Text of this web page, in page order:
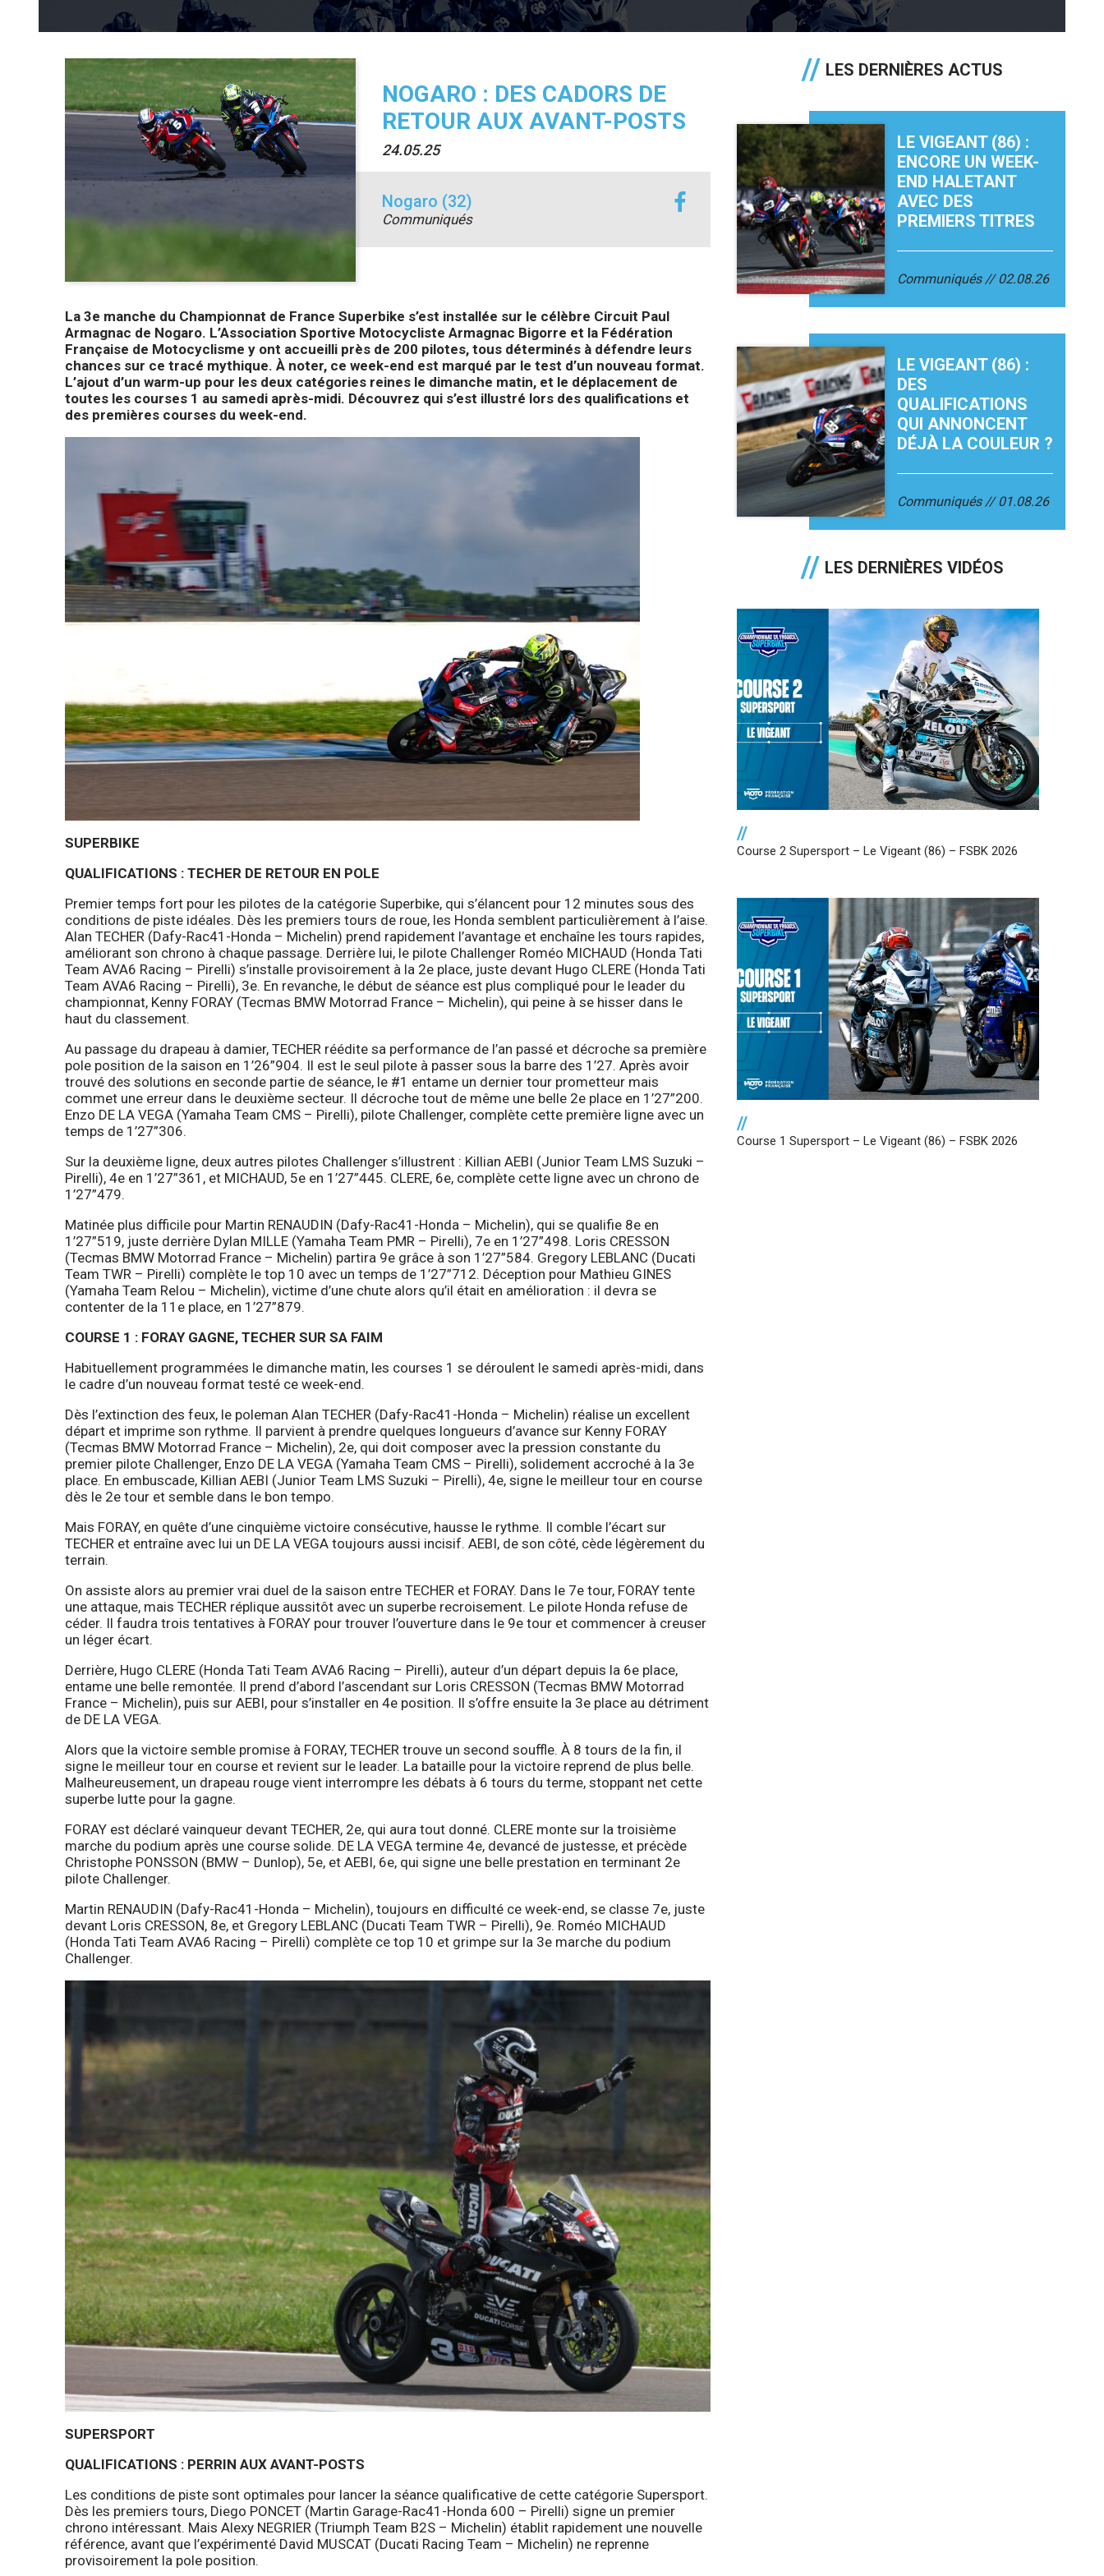
NOGARO : DES CADORS DE
RETOUR AUX AVANT-POSTS
24.05.25
Nogaro (32)
Communiqués
La 3e manche du Championnat de France Superbike s’est installée sur le célèbre Circuit Paul
Armagnac de Nogaro. L’Association Sportive Motocycliste Armagnac Bigorre et la Fédération
Française de Motocyclisme y ont accueilli près de 200 pilotes, tous déterminés à défendre leurs
chances sur ce tracé mythique. À noter, ce week-end est marqué par le test d’un nouveau format.
L’ajout d’un warm-up pour les deux catégories reines le dimanche matin, et le déplacement de
toutes les courses 1 au samedi après-midi. Découvrez qui s’est illustré lors des qualifications et
des premières courses du week-end.
SUPERBIKE
QUALIFICATIONS : TECHER DE RETOUR EN POLE
Premier temps fort pour les pilotes de la catégorie Superbike, qui s’élancent pour 12 minutes sous des
conditions de piste idéales. Dès les premiers tours de roue, les Honda semblent particulièrement à l’aise.
Alan TECHER (Dafy-Rac41-Honda – Michelin) prend rapidement l’avantage et enchaîne les tours rapides,
améliorant son chrono à chaque passage. Derrière lui, le pilote Challenger Roméo MICHAUD (Honda Tati
Team AVA6 Racing – Pirelli) s’installe provisoirement à la 2e place, juste devant Hugo CLERE (Honda Tati
Team AVA6 Racing – Pirelli), 3e. En revanche, le début de séance est plus compliqué pour le leader du
championnat, Kenny FORAY (Tecmas BMW Motorrad France – Michelin), qui peine à se hisser dans le
haut du classement.
Au passage du drapeau à damier, TECHER réédite sa performance de l’an passé et décroche sa première
pole position de la saison en 1’26”904. Il est le seul pilote à passer sous la barre des 1’27. Après avoir
trouvé des solutions en seconde partie de séance, le #1 entame un dernier tour prometteur mais
commet une erreur dans le deuxième secteur. Il décroche tout de même une belle 2e place en 1’27”200.
Enzo DE LA VEGA (Yamaha Team CMS – Pirelli), pilote Challenger, complète cette première ligne avec un
temps de 1’27”306.
Sur la deuxième ligne, deux autres pilotes Challenger s’illustrent : Killian AEBI (Junior Team LMS Suzuki –
Pirelli), 4e en 1’27”361, et MICHAUD, 5e en 1’27”445. CLERE, 6e, complète cette ligne avec un chrono de
1’27”479.
Matinée plus difficile pour Martin RENAUDIN (Dafy-Rac41-Honda – Michelin), qui se qualifie 8e en
1’27”519, juste derrière Dylan MILLE (Yamaha Team PMR – Pirelli), 7e en 1’27”498. Loris CRESSON
(Tecmas BMW Motorrad France – Michelin) partira 9e grâce à son 1’27”584. Gregory LEBLANC (Ducati
Team TWR – Pirelli) complète le top 10 avec un temps de 1’27”712. Déception pour Mathieu GINES
(Yamaha Team Relou – Michelin), victime d’une chute alors qu’il était en amélioration : il devra se
contenter de la 11e place, en 1’27”879.
COURSE 1 : FORAY GAGNE, TECHER SUR SA FAIM
Habituellement programmées le dimanche matin, les courses 1 se déroulent le samedi après-midi, dans
le cadre d’un nouveau format testé ce week-end.
Dès l’extinction des feux, le poleman Alan TECHER (Dafy-Rac41-Honda – Michelin) réalise un excellent
départ et imprime son rythme. Il parvient à prendre quelques longueurs d’avance sur Kenny FORAY
(Tecmas BMW Motorrad France – Michelin), 2e, qui doit composer avec la pression constante du
premier pilote Challenger, Enzo DE LA VEGA (Yamaha Team CMS – Pirelli), solidement accroché à la 3e
place. En embuscade, Killian AEBI (Junior Team LMS Suzuki – Pirelli), 4e, signe le meilleur tour en course
dès le 2e tour et semble dans le bon tempo.
Mais FORAY, en quête d’une cinquième victoire consécutive, hausse le rythme. Il comble l’écart sur
TECHER et entraîne avec lui un DE LA VEGA toujours aussi incisif. AEBI, de son côté, cède légèrement du
terrain.
On assiste alors au premier vrai duel de la saison entre TECHER et FORAY. Dans le 7e tour, FORAY tente
une attaque, mais TECHER réplique aussitôt avec un superbe recroisement. Le pilote Honda refuse de
céder. Il faudra trois tentatives à FORAY pour trouver l’ouverture dans le 9e tour et commencer à creuser
un léger écart.
Derrière, Hugo CLERE (Honda Tati Team AVA6 Racing – Pirelli), auteur d’un départ depuis la 6e place,
entame une belle remontée. Il prend d’abord l’ascendant sur Loris CRESSON (Tecmas BMW Motorrad
France – Michelin), puis sur AEBI, pour s’installer en 4e position. Il s’offre ensuite la 3e place au détriment
de DE LA VEGA.
Alors que la victoire semble promise à FORAY, TECHER trouve un second souffle. À 8 tours de la fin, il
signe le meilleur tour en course et revient sur le leader. La bataille pour la victoire reprend de plus belle.
Malheureusement, un drapeau rouge vient interrompre les débats à 6 tours du terme, stoppant net cette
superbe lutte pour la gagne.
FORAY est déclaré vainqueur devant TECHER, 2e, qui aura tout donné. CLERE monte sur la troisième
marche du podium après une course solide. DE LA VEGA termine 4e, devancé de justesse, et précède
Christophe PONSSON (BMW – Dunlop), 5e, et AEBI, 6e, qui signe une belle prestation en terminant 2e
pilote Challenger.
Martin RENAUDIN (Dafy-Rac41-Honda – Michelin), toujours en difficulté ce week-end, se classe 7e, juste
devant Loris CRESSON, 8e, et Gregory LEBLANC (Ducati Team TWR – Pirelli), 9e. Roméo MICHAUD
(Honda Tati Team AVA6 Racing – Pirelli) complète ce top 10 et grimpe sur la 3e marche du podium
Challenger.
SUPERSPORT
QUALIFICATIONS : PERRIN AUX AVANT-POSTS
Les conditions de piste sont optimales pour lancer la séance qualificative de cette catégorie Supersport.
Dès les premiers tours, Diego PONCET (Martin Garage-Rac41-Honda 600 – Pirelli) signe un premier
chrono intéressant. Mais Alexy NEGRIER (Triumph Team B2S – Michelin) établit rapidement une nouvelle
référence, avant que l’expérimenté David MUSCAT (Ducati Racing Team – Michelin) ne reprenne
provisoirement la pole position.
LES DERNIÈRES ACTUS
LE VIGEANT (86) :
ENCORE UN WEEK-
END HALETANT
AVEC DES
PREMIERS TITRES
Communiqués 02.08.26
LE VIGEANT (86) :
DES
QUALIFICATIONS
QUI ANNONCENT
DÉJÀ LA COULEUR ?
Communiqués 01.08.26
LES DERNIÈRES VIDÉOS
//
Course 2 Supersport – Le Vigeant (86) – FSBK 2026
//
Course 1 Supersport – Le Vigeant (86) – FSBK 2026